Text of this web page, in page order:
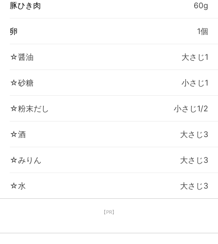
豚ひき肉 60g
卵 1個
☆醤油 大さじ1
☆砂糖 小さじ1
☆粉末だし 小さじ1/2
☆酒 大さじ3
☆みりん 大さじ3
☆水 大さじ3
【PR】